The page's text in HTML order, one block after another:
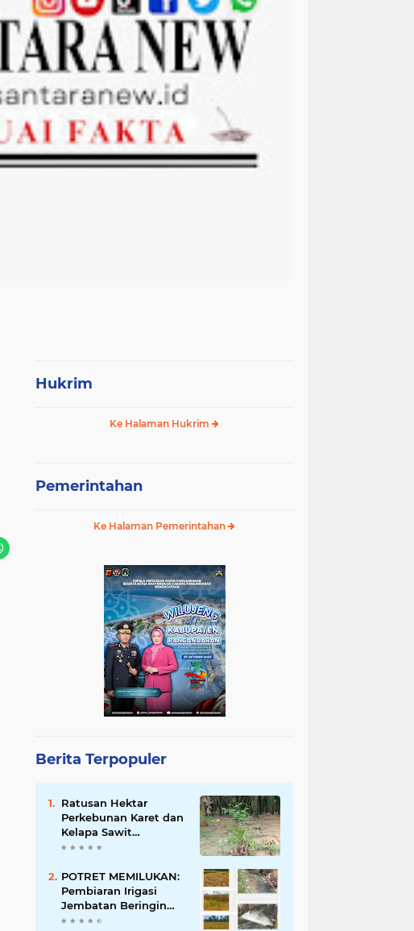
Hukrim
Ke Halaman Hukrim
Pemerintahan
Ke Halaman Pemerintahan
Berita Terpopuler
Ratusan Hektar
Perkebunan Karet dan
Kelapa Sawit
terendam banjir
POTRET MEMILUKAN:
Pembiaran Irigasi
Jembatan Beringin
Pagar Alam Berujung